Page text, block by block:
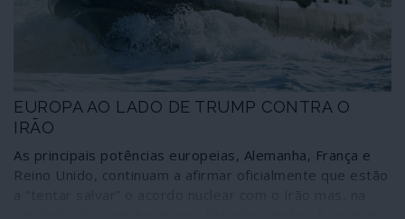
EUROPA AO LADO DE TRUMP CONTRA O
IRÃO
As principais potências europeias, Alemanha, França e
Reino Unido, continuam a afirmar oficialmente que estão